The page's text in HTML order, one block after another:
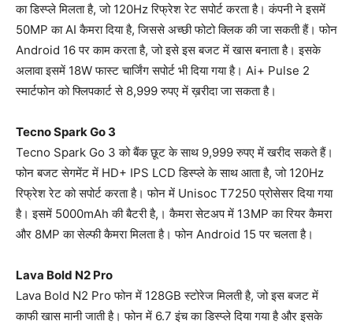
का डिस्प्ले मिलता है, जो 120Hz रिफ्रेश रेट सपोर्ट करता है। कंपनी ने इसमें
50MP का AI कैमरा दिया है, जिससे अच्छी फोटो क्लिक की जा सकती हैं। फोन
Android 16 पर काम करता है, जो इसे इस बजट में खास बनाता है। इसके
अलावा इसमें 18W फास्ट चार्जिंग सपोर्ट भी दिया गया है। Ai+ Pulse 2
स्मार्टफोन को फ्लिपकार्ट से 8,999 रुपए में ख़रीदा जा सकता है।
Tecno Spark Go 3
Tecno Spark Go 3 को बैंक छूट के साथ 9,999 रुपए में खरीद सकते हैं।
फोन बजट सेगमेंट में HD+ IPS LCD डिस्प्ले के साथ आता है, जो 120Hz
रिफ्रेश रेट को सपोर्ट करता है। फोन में Unisoc T7250 प्रोसेसर दिया गया
है। इसमें 5000mAh की बैटरी है,। कैमरा सेटअप में 13MP का रियर कैमरा
और 8MP का सेल्फी कैमरा मिलता है। फोन Android 15 पर चलता है।
Lava Bold N2 Pro
Lava Bold N2 Pro फोन में 128GB स्टोरेज मिलती है, जो इस बजट में
काफी खास मानी जाती है। फोन में 6.7 इंच का डिस्प्ले दिया गया है और इसके